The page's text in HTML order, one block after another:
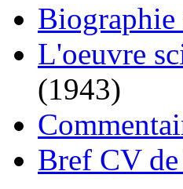
Biographie
L'oeuvre
(1943)
Bref CV